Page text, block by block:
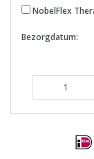
NobelFlex
Bezorgdatum: